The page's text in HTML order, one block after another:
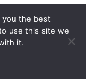
you the best
use this site we
it.